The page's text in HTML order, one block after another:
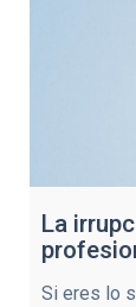
La
Si eres lo